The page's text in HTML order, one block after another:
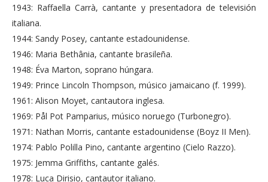
1943: Raffaella Carrà, cantante y presentadora de televisión
italiana.
1944: Sandy Posey, cantante estadounidense.
1946: Maria Bethânia, cantante brasileña.
1948: Éva Marton, soprano húngara.
1949: Prince Lincoln Thompson, músico jamaicano (f. 1999).
1961: Alison Moyet, cantautora inglesa.
1969: Pål Pot Pamparius, músico noruego (Turbonegro).
1971: Nathan Morris, cantante estadounidense (Boyz II Men).
1974: Pablo Polilla Pino, cantante argentino (Cielo Razzo).
1975: Jemma Griffiths, cantante galés.
1978: Luca Dirisio, cantautor italiano.